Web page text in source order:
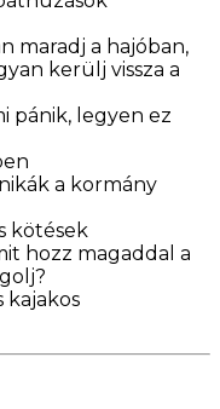
maradj a hajóban,
kerülj vissza a
pánik, legyen ez
a kormány
kötések
it hozz magaddal a
kajakos